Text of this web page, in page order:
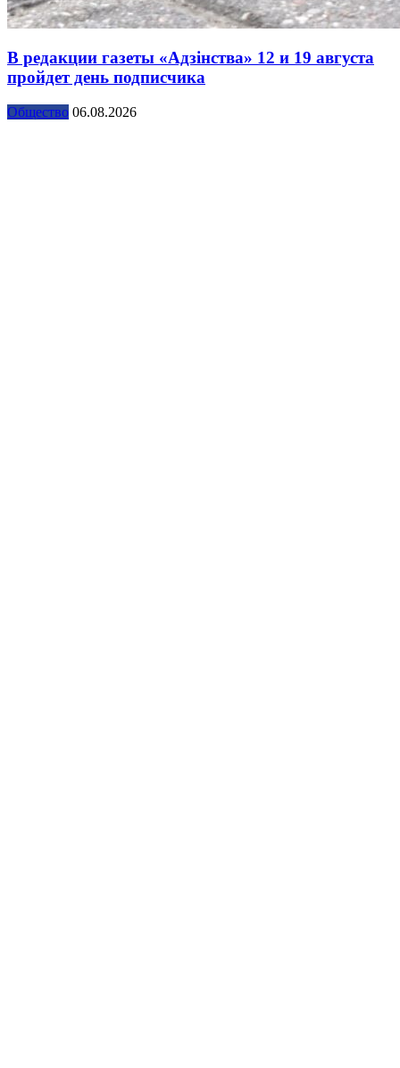
В редакции газеты «Адзінства» 12 и 19 августа
пройдет день подписчика
Общество 06.08.2026